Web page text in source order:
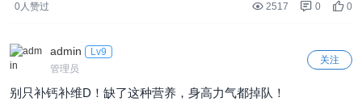
0人赞过
2517 0 0
admin
Lv9
管理员
关注
别只补钙补维D！缺了这种营养，身高力气都掉队！